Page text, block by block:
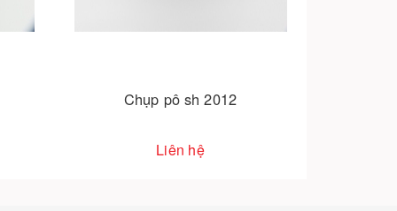
Chụp pô sh 2012
Liên hệ